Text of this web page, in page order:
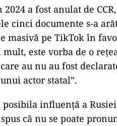
a fost anulat de
cinci documente s-a
masivă pe TikTok în
este vorba de o
au nu au fost
actor statal”.
influență a
că nu se poate